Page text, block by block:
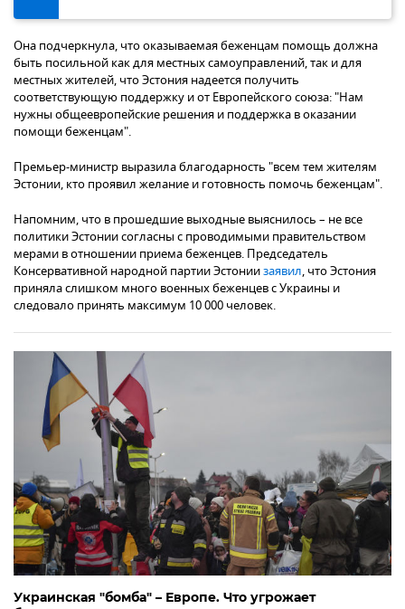
Она подчеркнула, что оказываемая беженцам помощь должна
быть посильной как для местных самоуправлений, так и для
местных жителей, что Эстония надеется получить
соответствующую поддержку и от Европейского союза: "Нам
нужны общеевропейские решения и поддержка в оказании
помощи беженцам".
Премьер-министр выразила благодарность "всем тем жителям
Эстонии, кто проявил желание и готовность помочь беженцам".
Напомним, что в прошедшие выходные выяснилось – не все
политики Эстонии согласны с проводимыми правительством
мерами в отношении приема беженцев. Председатель
Консервативной народной партии Эстониизаявил, что Эстония
приняла слишком много военных беженцев с Украины и
следовало принять максимум 10 000 человек.
Украинская "бомба" – Европе. Что угрожает